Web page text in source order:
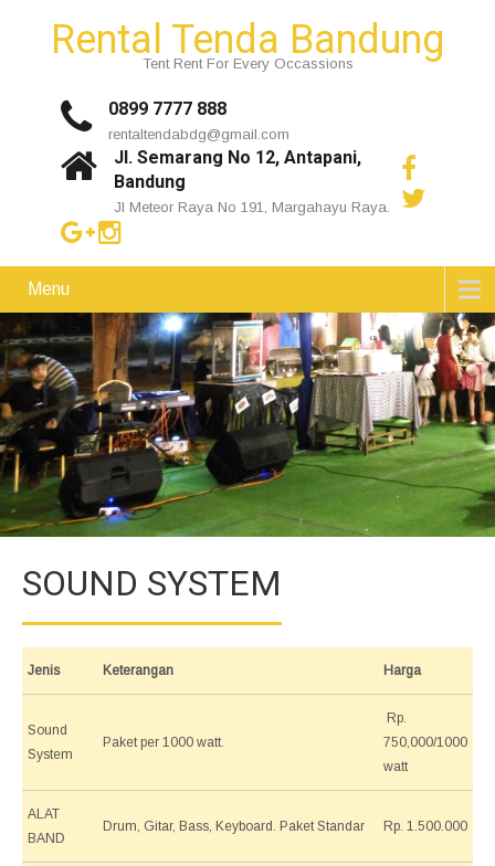
Rental Tenda Bandung
Tent Rent For Every Occassions
0899 7777 888
rentaltendabdg@gmail.com
Jl. Semarang No 12, Antapani,
Bandung
Jl Meteor Raya No 191, Margahayu Raya.
Menu
SOUND SYSTEM
Jenis Keterangan Harga
Sound
System
Paket per 1000 watt.
Rp.
750,000/1000
watt
ALAT
BAND
Drum, Gitar, Bass, Keyboard. Paket Standar Rp. 1.500.000